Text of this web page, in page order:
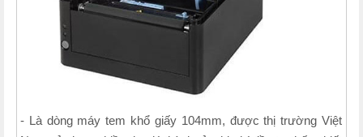
- Là dòng máy tem khổ giấy 104mm, được thị trường Việt